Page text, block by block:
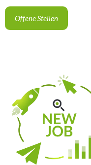
Offene Stellen